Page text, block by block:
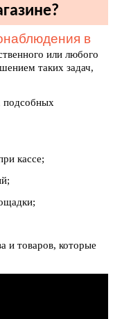
в
или любого
таких задач,
подсобных
кассе;
и товаров, которые